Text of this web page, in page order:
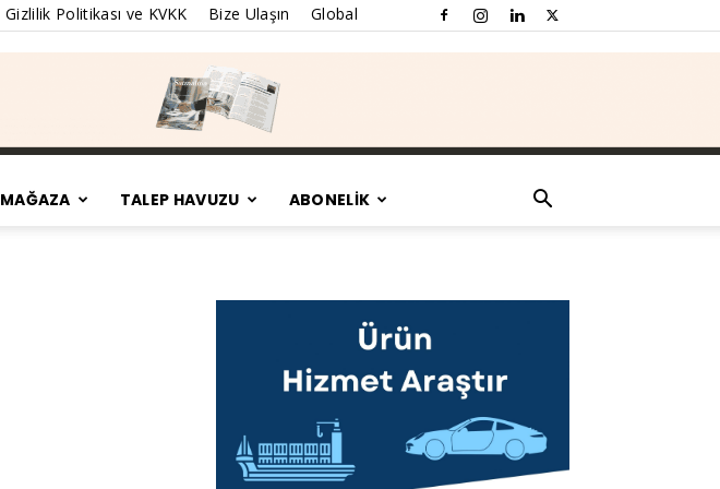
Gizlilik Politikası ve KVKK Bize Ulaşın Global
MAĞAZA TALEP HAVUZU ABONELİK